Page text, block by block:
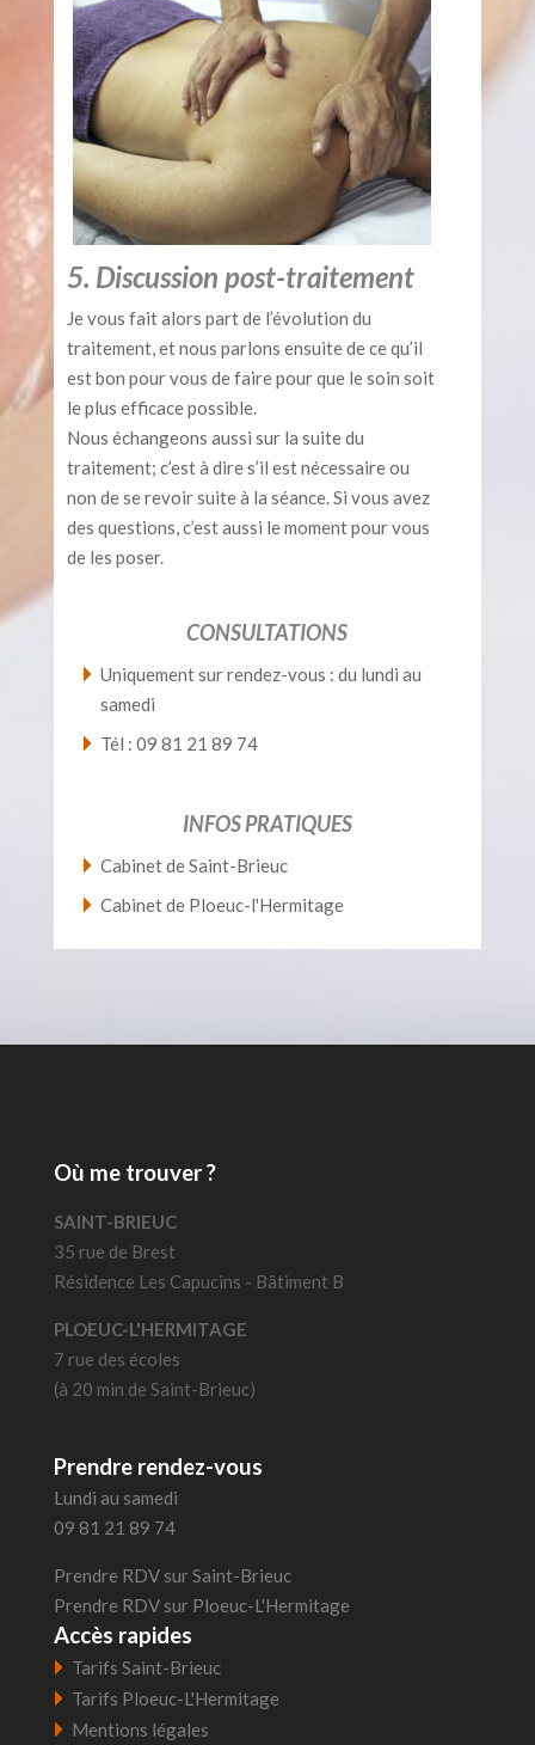
5. Discussion post-traitement
Je vous fait alors part de l’évolution du
traitement, et nous parlons ensuite de ce qu’il
est bon pour vous de faire pour que le soin soit
le plus efficace possible.
Nous échangeons aussi sur la suite du
traitement; c’est à dire s’il est nécessaire ou
non de se revoir suite à la séance. Si vous avez
des questions, c’est aussi le moment pour vous
de les poser.
CONSULTATIONS
Uniquement sur rendez-vous : du lundi au
samedi
Tél : 09 81 21 89 74
INFOS PRATIQUES
Cabinet de Saint-Brieuc
Cabinet de Ploeuc-l'Hermitage
Où me trouver ?
SAINT-BRIEUC
35 rue de Brest
Résidence Les Capucins - Bâtiment B
PLOEUC-L'HERMITAGE
7 rue des écoles
(à 20 min de Saint-Brieuc)
Prendre rendez-vous
Lundi au samedi
09 81 21 89 74
Prendre RDV sur Saint-Brieuc
Prendre RDV sur Ploeuc-L'Hermitage
Accès rapides
Tarifs Saint-Brieuc
Tarifs Ploeuc-L'Hermitage
Mentions légales